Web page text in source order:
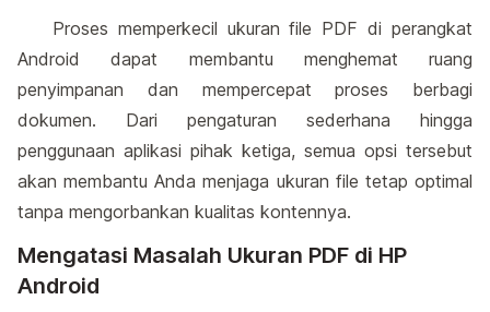
Proses memperkecil ukuran file PDF di perangkat
Android dapat membantu menghemat ruang
penyimpanan dan mempercepat proses berbagi
dokumen. Dari pengaturan sederhana hingga
penggunaan aplikasi pihak ketiga, semua opsi tersebut
akan membantu Anda menjaga ukuran file tetap optimal
tanpa mengorbankan kualitas kontennya.
Mengatasi Masalah Ukuran PDF di HP
Android